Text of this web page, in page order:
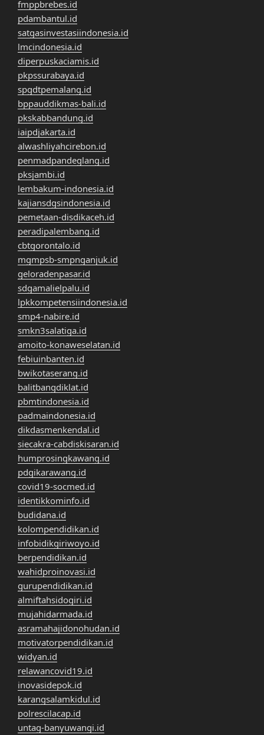
fmppbrebes.id
pdambantul.id
satgasinvestasiindonesia.id
lmcindonesia.id
diperpuskaciamis.id
pkpssurabaya.id
spgdtpemalang.id
bppauddikmas-bali.id
pkskabbandung.id
iaipdjakarta.id
alwashliyahcirebon.id
penmadpandeglang.id
pksjambi.id
lembakum-indonesia.id
kajiansdgsindonesia.id
pemetaan-disdikaceh.id
peradipalembang.id
cbtgorontalo.id
mgmpsb-smpnganjuk.id
geloradenpasar.id
sdgamalielpalu.id
lpkkompetensiindonesia.id
smp4-nabire.id
smkn3salatiga.id
amoito-konaweselatan.id
febiuinbanten.id
bwikotaserang.id
balitbangdiklat.id
pbmtindonesia.id
padmaindonesia.id
dikdasmenkendal.id
siecakra-cabdiskisaran.id
humprosingkawang.id
pdgikarawang.id
covid19-socmed.id
identikkominfo.id
budidana.id
kolompendidikan.id
infobidikgiriwoyo.id
berpendidikan.id
wahidproinovasi.id
gurupendidikan.id
almiftahsidogiri.id
mujahidarmada.id
asramahajidonohudan.id
motivatorpendidikan.id
widyan.id
relawancovid19.id
inovasidepok.id
karangsalamkidul.id
polrescilacap.id
untag-banyuwangi.id